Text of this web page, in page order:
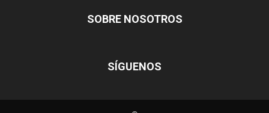
SOBRE NOSOTROS
SÍGUENOS